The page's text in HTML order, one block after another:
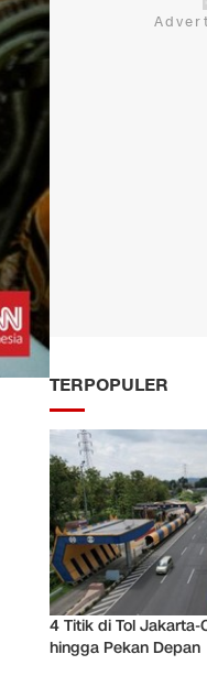
TERPOPULER
4 Titik di Tol
hingga Pekan Depan